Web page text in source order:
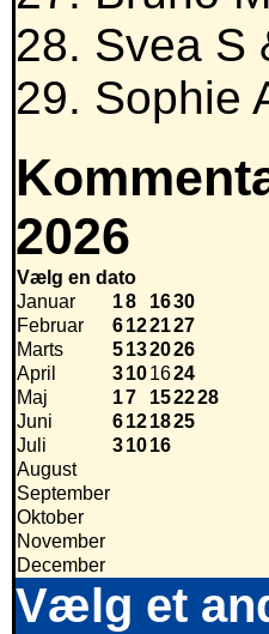
28. Svea S
29. Sophie
2026
Vælg en dato
Januar
18 1630
Februar
6122127
Marts
5132026
April
3101624
Maj
17 152228
Juni
6121825
Juli
31016
August
September
Oktober
November
December
Vælg et